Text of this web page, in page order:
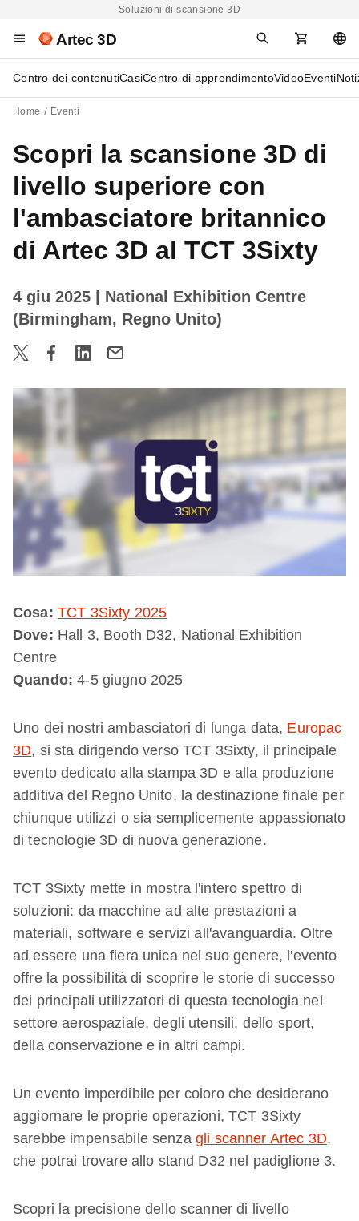
Soluzioni di scansione 3D
Artec 3D
Centro dei contenutiCasiCentro di apprendimentoVideoEventi
Home Eventi
Scopri la scansione 3D di
livello superiore con
l'ambasciatore britannico
di Artec 3D al TCT 3Sixty
4 giu 2025
| National Exhibition Centre
(Birmingham, Regno Unito)
Cosa: TCT 3Sixty 2025
Dove: Hall 3, Booth D32, National Exhibition
Centre
Quando: 4-5 giugno 2025
Uno dei nostri ambasciatori di lunga data, Europac
3D, si sta dirigendo verso TCT 3Sixty, il principale
evento dedicato alla stampa 3D e alla produzione
additiva del Regno Unito, la destinazione finale per
chiunque utilizzi o sia semplicemente appassionato
di tecnologie 3D di nuova generazione.
TCT 3Sixty mette in mostra l'intero spettro di
soluzioni: da macchine ad alte prestazioni a
materiali, software e servizi all'avanguardia. Oltre
ad essere una fiera unica nel suo genere, l'evento
offre la possibilità di scoprire le storie di successo
dei principali utilizzatori di questa tecnologia nel
settore aerospaziale, degli utensili, dello sport,
della conservazione e in altri campi.
Un evento imperdibile per coloro che desiderano
aggiornare le proprie operazioni, TCT 3Sixty
sarebbe impensabile senza gli scanner Artec 3D,
che potrai trovare allo stand D32 nel padiglione 3.
Scopri la precisione dello scanner di livello